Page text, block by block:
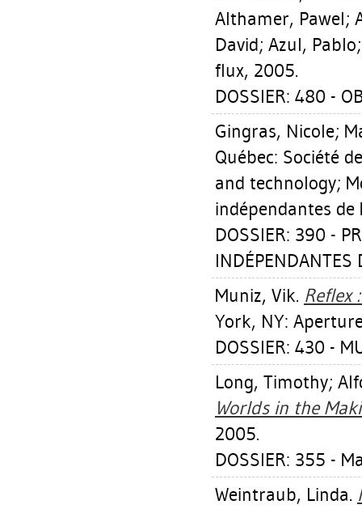
Althamer, Pawel;
David; Azul, Pablo
flux, 2005.
DOSSIER: 480 -
Gingras, Nicole;
Québec: Société
and technology;
indépendantes
DOSSIER: 390 -
Muniz, Vik. Reflex
York, NY:
DOSSIER: 430 -
Long, Timothy;
Worlds in the
2005.
DOSSIER: 355 -
Weintraub, Linda.